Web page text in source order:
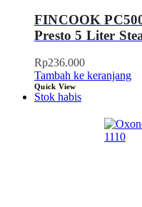
FINCOOK
Presto 5 Liter
Rp236.000
Tambah ke keranjang
Quick View
Stok habis